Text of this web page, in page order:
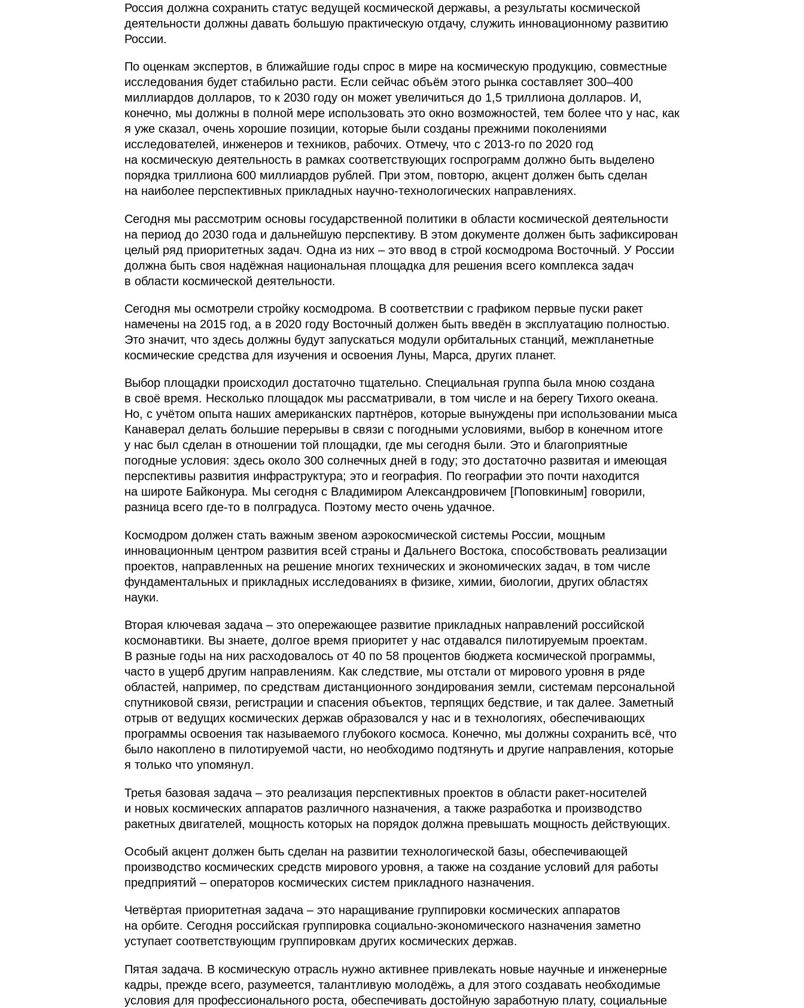
Россия должна сохранить статус ведущей космической державы, а результаты космической
деятельности должны давать большую практическую отдачу, служить инновационному развитию
России.
По оценкам экспертов, в ближайшие годы спрос в мире на космическую продукцию, совместные
исследования будет стабильно расти. Если сейчас объём этого рынка составляет 300–400
миллиардов долларов, то к 2030 году он может увеличиться до 1,5 триллиона долларов. И,
конечно, мы должны в полной мере использовать это окно возможностей, тем более что у нас, как
я уже сказал, очень хорошие позиции, которые были созданы прежними поколениями
исследователей, инженеров и техников, рабочих. Отмечу, что с 2013-го по 2020 год
на космическую деятельность в рамках соответствующих госпрограмм должно быть выделено
порядка триллиона 600 миллиардов рублей. При этом, повторю, акцент должен быть сделан
на наиболее перспективных прикладных научно-технологических направлениях.
Сегодня мы рассмотрим основы государственной политики в области космической деятельности
на период до 2030 года и дальнейшую перспективу. В этом документе должен быть зафиксирован
целый ряд приоритетных задач. Одна из них – это ввод в строй космодрома Восточный. У России
должна быть своя надёжная национальная площадка для решения всего комплекса задач
в области космической деятельности.
Сегодня мы осмотрели стройку космодрома. В соответствии с графиком первые пуски ракет
намечены на 2015 год, а в 2020 году Восточный должен быть введён в эксплуатацию полностью.
Это значит, что здесь должны будут запускаться модули орбитальных станций, межпланетные
космические средства для изучения и освоения Луны, Марса, других планет.
Выбор площадки происходил достаточно тщательно. Специальная группа была мною создана
в своё время. Несколько площадок мы рассматривали, в том числе и на берегу Тихого океана.
Но, с учётом опыта наших американских партнёров, которые вынуждены при использовании мыса
Канаверал делать большие перерывы в связи с погодными условиями, выбор в конечном итоге
у нас был сделан в отношении той площадки, где мы сегодня были. Это и благоприятные
погодные условия: здесь около 300 солнечных дней в году; это достаточно развитая и имеющая
перспективы развития инфраструктура; это и география. По географии это почти находится
на широте Байконура. Мы сегодня с Владимиром Александровичем [Поповкиным] говорили,
разница всего где‑то в полградуса. Поэтому место очень удачное.
Космодром должен стать важным звеном аэрокосмической системы России, мощным
инновационным центром развития всей страны и Дальнего Востока, способствовать реализации
проектов, направленных на решение многих технических и экономических задач, в том числе
фундаментальных и прикладных исследованиях в физике, химии, биологии, других областях
науки.
Вторая ключевая задача – это опережающее развитие прикладных направлений российской
космонавтики. Вы знаете, долгое время приоритет у нас отдавался пилотируемым проектам.
В разные годы на них расходовалось от 40 по 58 процентов бюджета космической программы,
часто в ущерб другим направлениям. Как следствие, мы отстали от мирового уровня в ряде
областей, например, по средствам дистанционного зондирования земли, системам персональной
спутниковой связи, регистрации и спасения объектов, терпящих бедствие, и так далее. Заметный
отрыв от ведущих космических держав образовался у нас и в технологиях, обеспечивающих
программы освоения так называемого глубокого космоса. Конечно, мы должны сохранить всё, что
было накоплено в пилотируемой части, но необходимо подтянуть и другие направления, которые
я только что упомянул.
Третья базовая задача – это реализация перспективных проектов в области ракет-носителей
и новых космических аппаратов различного назначения, а также разработка и производство
ракетных двигателей, мощность которых на порядок должна превышать мощность действующих.
Особый акцент должен быть сделан на развитии технологической базы, обеспечивающей
производство космических средств мирового уровня, а также на создание условий для работы
предприятий – операторов космических систем прикладного назначения.
Четвёртая приоритетная задача – это наращивание группировки космических аппаратов
на орбите. Сегодня российская группировка социально-экономического назначения заметно
уступает соответствующим группировкам других космических держав.
Пятая задача. В космическую отрасль нужно активнее привлекать новые научные и инженерные
кадры, прежде всего, разумеется, талантливую молодёжь, а для этого создавать необходимые
условия для профессионального роста, обеспечивать достойную заработную плату, социальные